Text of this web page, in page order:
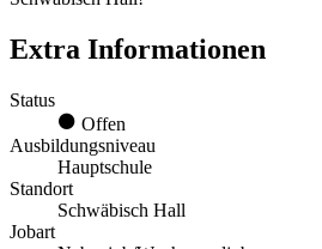
Extra Informationen
Status
Offen
Ausbildungsniveau
Hauptschule
Standort
Schwäbisch Hall
Jobart